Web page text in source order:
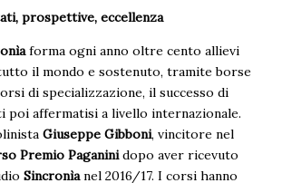
prospettive, eccellenza
forma ogni anno oltre cento allievi
il mondo e sostenuto, tramite borse
di specializzazione, il successo di
poi affermatisi a livello internazionale.
Giuseppe Gibboni, vincitore nel
Premio Paganinidopo aver ricevuto
Sincronìanel 2016/17. I corsi hanno